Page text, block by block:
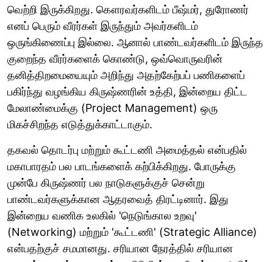
வெற்றி இருக்கிறது. கௌரவர்களிடம் பீஷ்மர், துரோணர்
எனப் பெரும் வீரர்கள் இருந்தும் அவர்களிடம்
ஒருங்கிணைப்பு இல்லை. ஆனால் பாண்டவர்களிடம் இருந்த
குறைந்த வீரர்களைக் கொண்டு, ஒவ்வொருவரின்
தனித்திறமையையும் அறிந்து அதற்கேற்பப் பணிகளைப்
பகிர்ந்து வழங்கிய கிருஷ்ணரின் உத்தி, இன்றைய திட்ட
மேலாண்மைக்கு (Project Management) ஒரு
மிகச்சிறந்த எடுத்துக்காட்டாகும்.
தகவல் தொடர்பு மற்றும் கூட்டணி அமைத்தல் என்பதில்
மகாபாரதம் பல பாடங்களைக் கற்பிக்கிறது. போருக்கு
முன்பே கிருஷ்ணர் பல நாடுகளுக்குச் சென்று
பாண்டவர்களுக்கான ஆதரவைத் திரட்டினார். இது
இன்றைய வணிக உலகில் 'நெடுங்கால உறவு'
(Networking) மற்றும் 'கூட்டணி' (Strategic Alliance)
என்பதற்குச் சமமானது. சரியான நேரத்தில் சரியான